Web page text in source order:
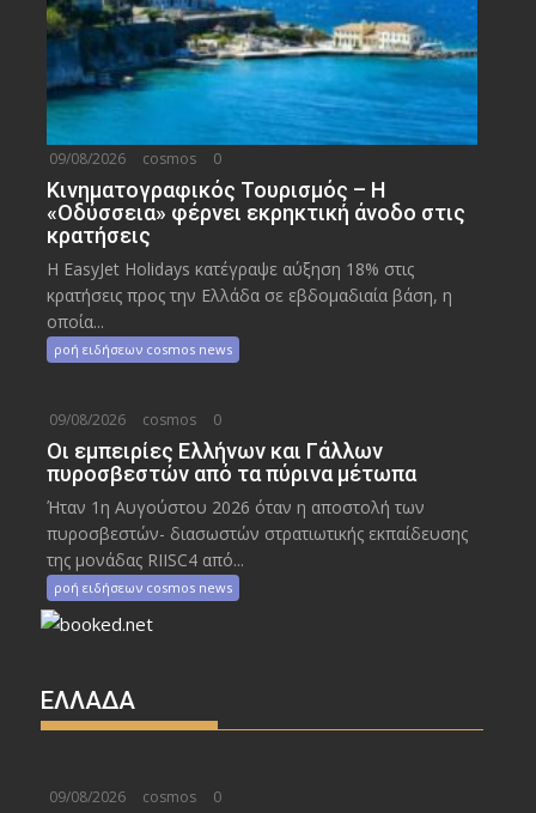
09/08/2026 cosmos 0
Κινηματογραφικός Τουρισμός – Η
«Οδύσσεια» φέρνει εκρηκτική άνοδο στις
κρατήσεις
Η EasyJet Holidays κατέγραψε αύξηση 18% στις
κρατήσεις προς την Ελλάδα σε εβδομαδιαία βάση, η
οποία...
ροή ειδήσεων cosmos news
09/08/2026 cosmos 0
Οι εμπειρίες Ελλήνων και Γάλλων
πυροσβεστών από τα πύρινα μέτωπα
Ήταν 1η Αυγούστου 2026 όταν η αποστολή των
πυροσβεστών- διασωστών στρατιωτικής εκπαίδευσης
της μονάδας RIISC4 από...
ροή ειδήσεων cosmos news
ΕΛΛΑΔΑ
09/08/2026 cosmos 0